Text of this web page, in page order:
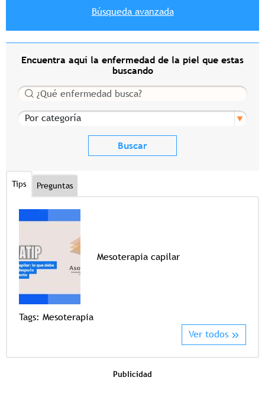
Búsqueda avanzada
Encuentra aquí la enfermedad de la piel que estas
buscando
Buscar
Por categoría
Tips Preguntas
Mesoterapia capilar
Tags: Mesoterapia
Ver todos
Publicidad